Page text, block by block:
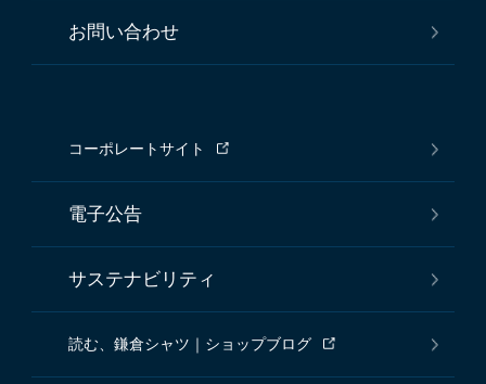
お問い合わせ
コーポレートサイト
電子公告
サステナビリティ
読む、鎌倉シャツ｜ショップブログ